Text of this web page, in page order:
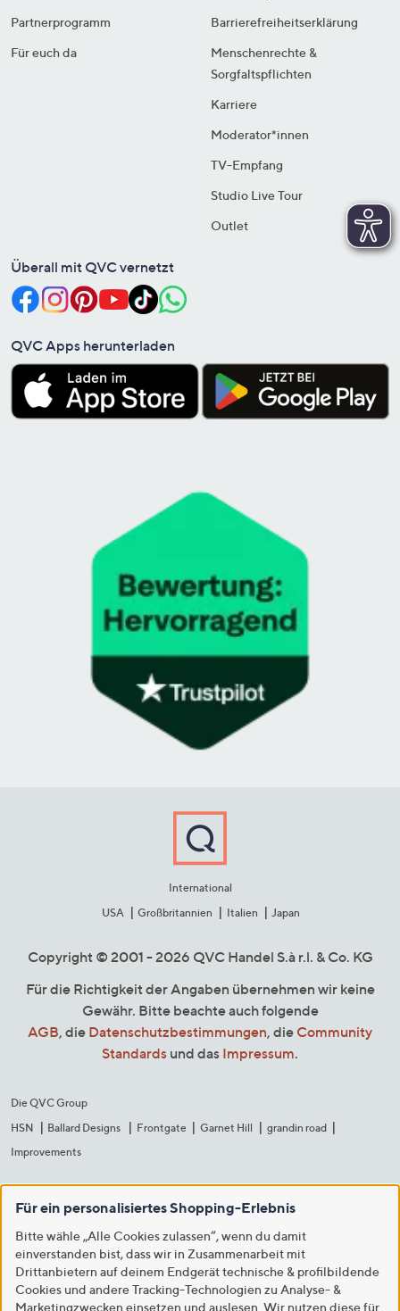
Partnerprogramm
Für euch da
Barrierefreiheitserklärung
Menschenrechte &
Sorgfaltspflichten
Karriere
Moderator*innen
TV-Empfang
Studio Live Tour
Outlet
Überall mit QVC vernetzt
QVC Apps herunterladen
International
USA
Großbritannien Italien Japan
Copyright © 2001 - 2026 QVC Handel S.à r.l. & Co. KG
Für die Richtigkeit der Angaben übernehmen wir keine
Gewähr. Bitte beachte auch folgende
AGB, die Datenschutzbestimmungen, die Community
Standards und das Impressum.
Die QVC Group
HSN
Ballard Designs Frontgate Garnet Hill
grandin road
Improvements
Für ein personalisiertes Shopping-Erlebnis
Bitte wähle „Alle Cookies zulassen“, wenn du damit
einverstanden bist, dass wir in Zusammenarbeit mit
Drittanbietern auf deinem Endgerät technische & profilbildende
Cookies und andere Tracking-Technologien zu Analyse- &
Marketingzwecken einsetzen und auslesen. Wir nutzen diese für